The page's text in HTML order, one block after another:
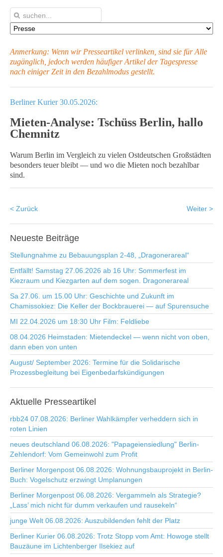
Anmerkung: Wenn wir Presseartikel verlinken, sind sie für Alle
zugänglich, jedoch werden häufiger Artikel der Tagespresse
nach einiger Zeit in den Bezahlmodus gestellt.
Berliner Kurier 30.05.2026:
Mieten-Analyse: Tschüss Berlin, hallo
Chemnitz
Warum Berlin im Vergleich zu vielen Ostdeutschen Großstädten
besonders teuer bleibt — und wo die Mieten noch bezahlbar
sind.
< Zurück Weiter >
Neueste Beiträge
Stellungnahme zu Bebauungsplan 2-48, „Dragonerareal“
Entfällt! Samstag 27.06.2026 ab 16 Uhr: Sommerfest im
Kiezraum und Kiezgarten auf dem sogen. Dragonerareal
Sa 27.06. um 15.00 Uhr: Geschichte und Zukunft im
Chamissokiez: Die Keller der Bockbrauerei — auf Spurensuche
MI 22.04.2026 um 18:30 Uhr Film: Feldliebe
08.04.2026 Heimstaden: Mietendeckel — wenn nicht von oben,
dann eben von unten
August/ September 2026: Termine für die Solidarische
Prozessbegleitung bei Eigenbedarfskündigungen
Aktuelle Presseartikel
rbb24 07.08.2026: Berliner Wahlkämpfer verheddern sich in
roten Linien
neues deutschland 06.08.2026: "Papageiensiedlung" Berlin-
Zehlendorf: Vom Gemeinwohl zum Profit
Berliner Morgenpost 06.08.2026: Wohnungsbauprojekt in Berlin-
Buch: Vogelschutz erzwingt Umplanungen
Berliner Morgenpost 06.08.2026: Vergammeln als Strategie?
„Lass’ mich nicht für dumm verkaufen und rausekeln“
junge Welt 06.08.2026: Auszubildenden fehlt der Platz
Berliner Kurier 06.08.2026: Trotz Stopp vom Amt: Howoge stellt
Bauzäune im Lichtenberger Ilsekiez auf